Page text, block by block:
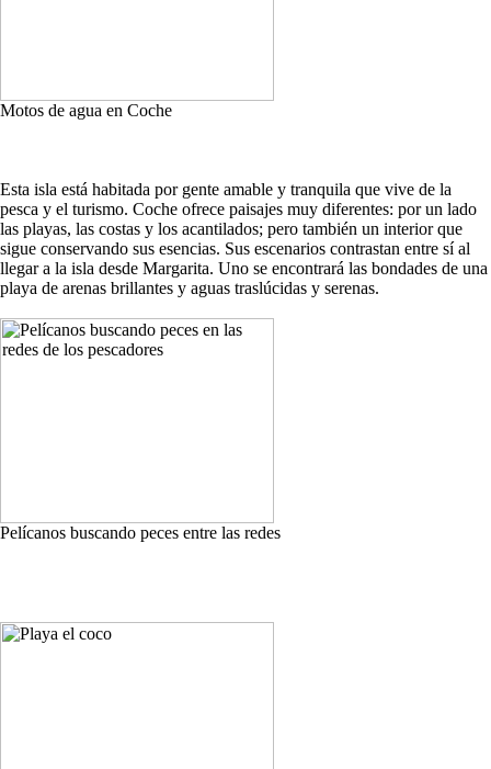
Motos de agua en Coche
Esta isla está habitada por gente amable y tranquila que vive de la
pesca y el turismo. Coche ofrece paisajes muy diferentes: por un lado
las playas, las costas y los acantilados; pero también un interior que
sigue conservando sus esencias. Sus escenarios contrastan entre sí al
llegar a la isla desde Margarita. Uno se encontrará las bondades de una
playa de arenas brillantes y aguas traslúcidas y serenas.
Pelícanos buscando peces entre las redes